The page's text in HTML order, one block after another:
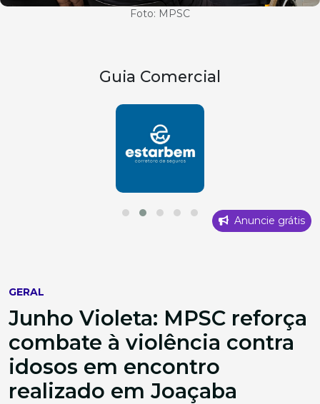
Foto: MPSC
Guia Comercial
Anuncie grátis
GERAL
Junho Violeta: MPSC reforça
combate à violência contra
idosos em encontro
realizado em Joaçaba